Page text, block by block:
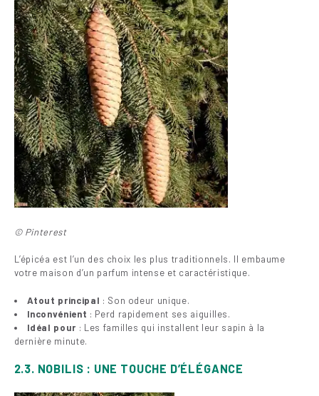
© Pinterest
L’épicéa est l’un des choix les plus traditionnels. Il embaume
votre maison d’un parfum intense et caractéristique.
Atout principal : Son odeur unique.
Inconvénient : Perd rapidement ses aiguilles.
Idéal pour : Les familles qui installent leur sapin à la
dernière minute.
2.3. NOBILIS : UNE TOUCHE D’ÉLÉGANCE